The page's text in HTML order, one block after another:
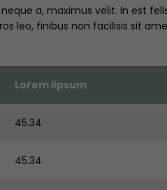
a, maximus velit. In est
leo, finibus non facilisis sit
Lorem lipsum
45.34
45.34